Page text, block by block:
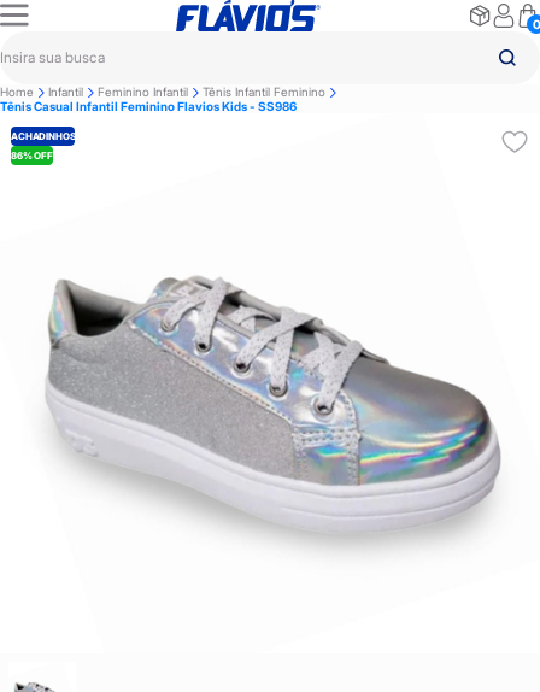
0
Home Infantil Feminino Infantil
Tênis Infantil Feminino
Tênis Casual Infantil Feminino Flavios Kids - SS986
86% OFF
ACHADINHOS